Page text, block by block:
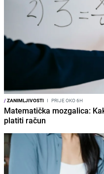
/ZANIMLJIVOSTI I PRIJE OKO 6H
Matematička mozgalica:
platiti račun